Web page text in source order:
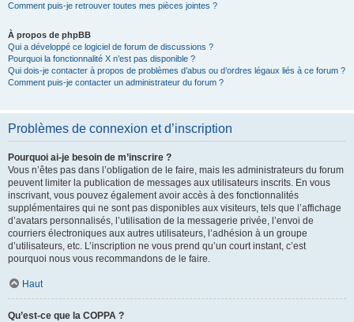
Comment puis-je retrouver toutes mes pièces jointes ?
À propos de phpBB
Qui a développé ce logiciel de forum de discussions ?
Pourquoi la fonctionnalité X n’est pas disponible ?
Qui dois-je contacter à propos de problèmes d’abus ou d’ordres légaux liés à ce forum ?
Comment puis-je contacter un administrateur du forum ?
Problèmes de connexion et d’inscription
Pourquoi ai-je besoin de m’inscrire ?
Vous n’êtes pas dans l’obligation de le faire, mais les administrateurs du forum
peuvent limiter la publication de messages aux utilisateurs inscrits. En vous
inscrivant, vous pouvez également avoir accès à des fonctionnalités
supplémentaires qui ne sont pas disponibles aux visiteurs, tels que l’affichage
d’avatars personnalisés, l’utilisation de la messagerie privée, l’envoi de
courriers électroniques aux autres utilisateurs, l’adhésion à un groupe
d’utilisateurs, etc. L’inscription ne vous prend qu’un court instant, c’est
pourquoi nous vous recommandons de le faire.
Haut
Qu’est-ce que la COPPA ?